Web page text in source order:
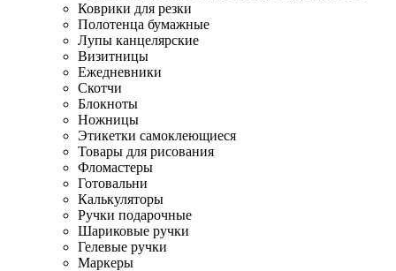
Коврики для резки
Полотенца бумажные
Лупы канцелярские
Визитницы
Ежедневники
Скотчи
Блокноты
Ножницы
Этикетки самоклеющиеся
Товары для рисования
Фломастеры
Готовальни
Калькуляторы
Ручки подарочные
Шариковые ручки
Гелевые ручки
Маркеры